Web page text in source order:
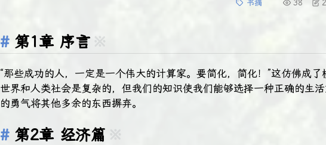
书摘 38
第1章 序言 ※
“那些成功的人，一定是一个伟大的计算家。要简化，简化！”这仿佛成
世界和人类社会是复杂的，但我们的知识使我们能够选择一种正确的生
的勇气将其他多余的东西摒弃。
第2章 经济篇